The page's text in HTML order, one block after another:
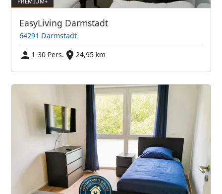
EasyLiving Darmstadt
64291 Darmstadt
1-30 Pers.
24,95 km